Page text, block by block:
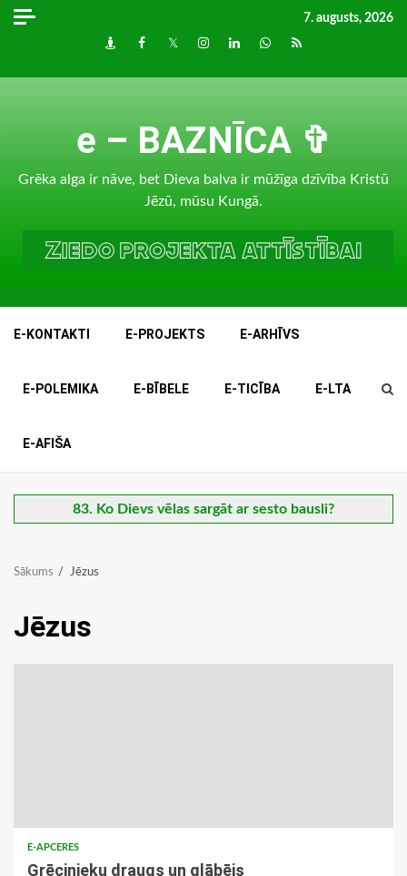
Skip
7. augusts, 2026
DraugiemFacebook
TwitterInstagram
LinkedInwhatsapp
RSS
e – BAZNĪCA ✞
Grēka alga ir nāve, bet Dieva balva ir mūžīga dzīvība Kristū
Jēzū, mūsu Kungā.
E-KONTAKTI E-PROJEKTS E-ARHĪVS
E-POLEMIKA E-BĪBELE E-TICĪBA E-LTA
E-AFIŠA
83. Ko Dievs vēlas sargāt ar sesto bausli?
Sākums Jēzus
Jēzus
E-APCERES
Grēcinieku draugs un glābējs